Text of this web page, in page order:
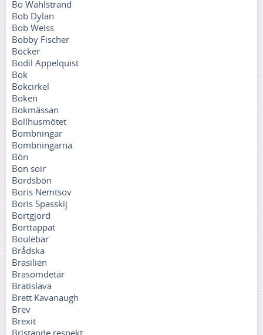
Bo Wahlstrand
Bob Dylan
Bob Weiss
Bobby Fischer
Böcker
Bodil Appelquist
Bok
Bokcirkel
Boken
Bokmässan
Bollhusmötet
Bombningar
Bombningarna
Bön
Bon soir
Bordsbön
Boris Nemtsov
Boris Spasskij
Bortgjord
Borttappat
Boulebar
Brådska
Brasilien
Brasomdetär
Bratislava
Brett Kavanaugh
Brev
Brexit
Bristande respekt